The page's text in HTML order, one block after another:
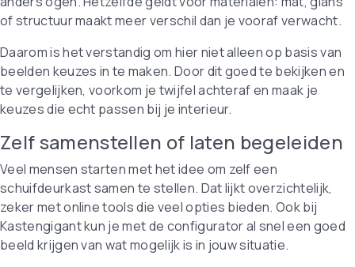
of structuur maakt meer verschil dan je vooraf verwacht.
Daarom is het verstandig om hier niet alleen op basis van
beelden keuzes in te maken. Door dit goed te bekijken en
te vergelijken, voorkom je twijfel achteraf en maak je
keuzes die echt passen bij je interieur.
Zelf samenstellen of laten begeleiden
Veel mensen starten met het idee om zelf een
schuifdeurkast samen te stellen. Dat lijkt overzichtelijk,
zeker met online tools die veel opties bieden. Ook bij
Kastengigant kun je met de configurator al snel een goed
beeld krijgen van wat mogelijk is in jouw situatie.